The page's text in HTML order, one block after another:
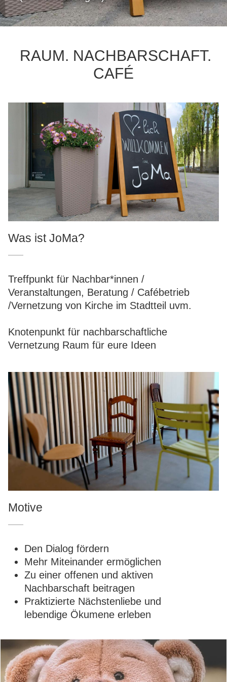
RAUM. NACHBARSCHAFT.
CAFÉ
Was ist JoMa?
Treffpunkt für Nachbar*innen /
Veranstaltungen, Beratung / Cafébetrieb
/Vernetzung von Kirche im Stadtteil uvm.
Knotenpunkt für nachbarschaftliche
Vernetzung Raum für eure Ideen
Motive
Den Dialog fördern
Mehr Miteinander ermöglichen
Zu einer offenen und aktiven
Nachbarschaft beitragen
Praktizierte Nächstenliebe und
lebendige Ökumene erleben